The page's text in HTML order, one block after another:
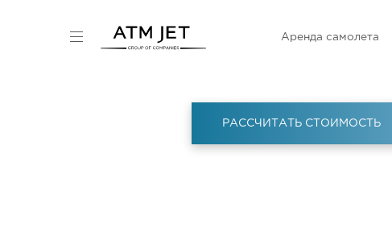
Аренда самолета
РАССЧИТАТЬ СТОИМОСТЬ